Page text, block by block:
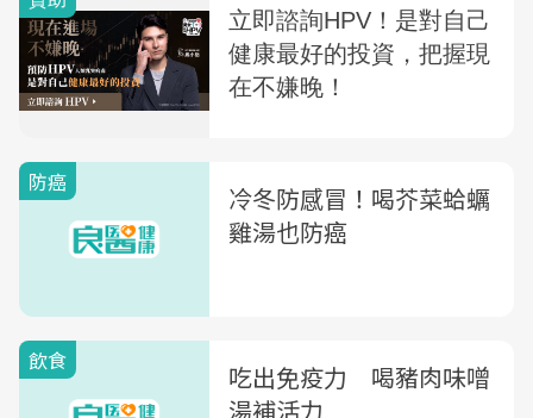
防癌
冷冬防感冒！喝芥菜蛤蠣
雞湯也防癌
飲食
吃出免疫力 喝豬肉味噌
湯補活力